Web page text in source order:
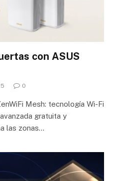
con ASUS
0
Mesh: tecnología Wi-Fi
gratuita y
las zonas…